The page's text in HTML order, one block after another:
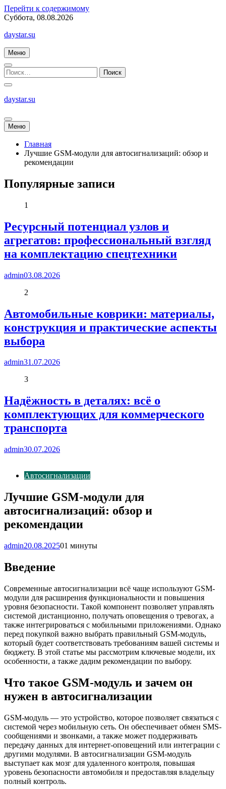
Перейти к содержимому
Суббота, 08.08.2026
daystar.su
Меню
daystar.su
Меню
Главная
Лучшие GSM-модули для автосигнализаций: обзор и
рекомендации
Популярные записи
1
Ресурсный потенциал узлов и
агрегатов: профессиональный взгляд
на комплектацию спецтехники
admin03.08.2026
2
Автомобильные коврики: материалы,
конструкция и практические аспекты
выбора
admin31.07.2026
3
Надёжность в деталях: всё о
комплектующих для коммерческого
транспорта
admin30.07.2026
Автосигнализации
Лучшие GSM-модули для
автосигнализаций: обзор и
рекомендации
admin20.08.202501 минуты
Введение
Современные автосигнализации всё чаще используют GSM-
модули для расширения функциональности и повышения
уровня безопасности. Такой компонент позволяет управлять
системой дистанционно, получать оповещения о тревогах, а
также интегрироваться с мобильными приложениями. Однако
перед покупкой важно выбрать правильный GSM-модуль,
который будет соответствовать требованиям вашей системы и
бюджету. В этой статье мы рассмотрим ключевые модели, их
особенности, а также дадим рекомендации по выбору.
Что такое GSM-модуль и зачем он
нужен в автосигнализации
GSM-модуль — это устройство, которое позволяет связаться с
системой через мобильную сеть. Он обеспечивает обмен SMS-
сообщениями и звонками, а также может поддерживать
передачу данных для интернет-оповещений или интеграции с
другими модулями. В автосигнализации GSM-модуль
выступает как мозг для удаленного контроля, повышая
уровень безопасности автомобиля и предоставляя владельцу
полный контроль.